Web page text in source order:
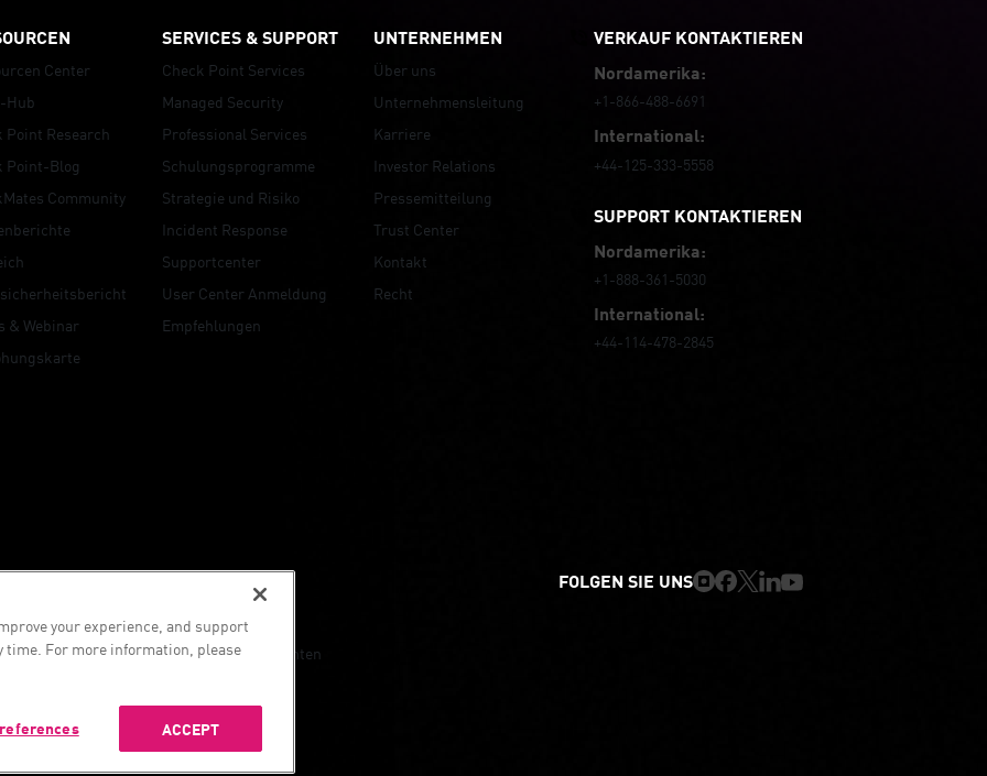
Center
Hub
Point Research
Point-Blog
Community
& Webinar
SERVICES & SUPPORT
Check Point Services
Managed Security
Professional Services
Schulungsprogramme
Strategie und Risiko
Incident Response
Supportcenter
User Center Anmeldung
Empfehlungen
UNTERNEHMEN
Über uns
Unternehmensleitung
Karriere
Investor Relations
Pressemitteilung
Trust Center
Kontakt
Recht
VERKAUF KONTAKTIEREN
Nordamerika:
+1-866-488-6691
International:
+44-125-333-5558
SUPPORT KONTAKTIEREN
Nordamerika:
+1-888-361-5030
International:
+44-114-478-2845
FOLGEN SIE UNS
Ltd. Alle Rechte vorbehalten.
Einstellungen Die neuesten Nachrichten
your experience, and support
time. For more information, please
ACCEPT